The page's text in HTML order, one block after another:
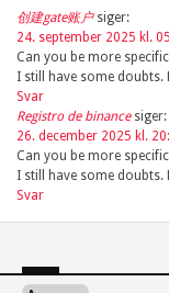
创建gate账户 siger:
24. september 2025 kl.
Can you be more
I still have some doubts.
Svar
Registro de binance siger:
26. december 2025 kl.
Can you be more
I still have some doubts.
Svar